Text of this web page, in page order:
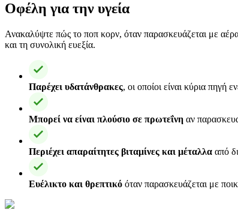
Οφέλη για την υγεία
Ανακαλύψτε πώς το ποπ κορν, όταν παρασκευάζεται με αέρα
και τη συνολική ευεξία.
Παρέχει υδατάνθρακες, οι οποίοι είναι κύρια πηγή
Μπορεί να είναι πλούσιο σε πρωτεΐνη αν
Περιέχει απαραίτητες βιταμίνες και μέταλλα από
Ευέλικτο και θρεπτικό όταν παρασκευάζεται με